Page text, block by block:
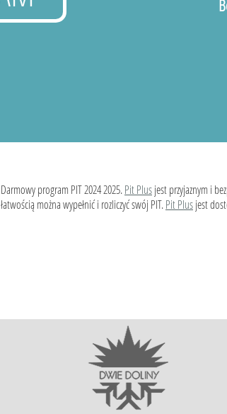
Darmowy program PIT 2024 2025.Pit Plusjest przyjaznym i
łatwością można wypełnić i rozliczyć swój PIT.Pit Plusjest